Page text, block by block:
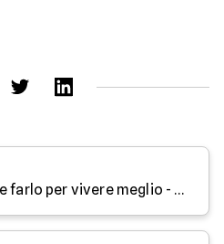
Digital Detox: come farlo per vivere meglio - Parola all'Esperto